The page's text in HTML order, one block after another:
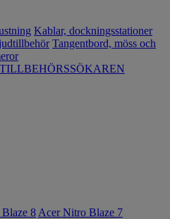
Kablar, dockningsstationer
Tangentbord, möss och
TILLBEHÖRSSÖKAREN
8 Acer Nitro Blaze 7